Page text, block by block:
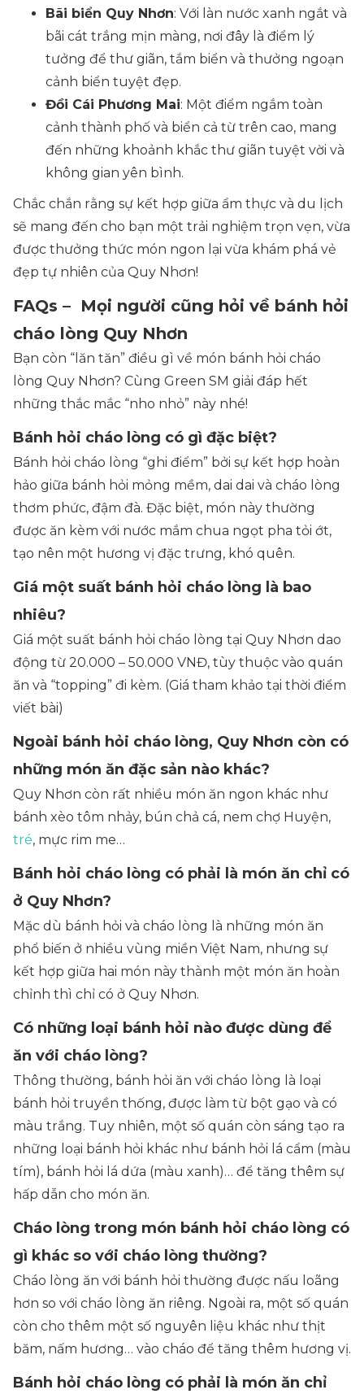
Bãi biển Quy Nhơn: Với làn nước xanh ngắt và
bãi cát trắng mịn màng, nơi đây là điểm lý
tưởng để thư giãn, tắm biển và thưởng ngoạn
cảnh biển tuyệt đẹp.
Đồi Cái Phương Mai: Một điểm ngắm toàn
cảnh thành phố và biển cả từ trên cao, mang
đến những khoảnh khắc thư giãn tuyệt vời và
không gian yên bình.
Chắc chắn rằng sự kết hợp giữa ẩm thực và du lịch
sẽ mang đến cho bạn một trải nghiệm trọn vẹn, vừa
được thưởng thức món ngon lại vừa khám phá vẻ
đẹp tự nhiên của Quy Nhơn!
FAQs – Mọi người cũng hỏi về bánh hỏi
cháo lòng Quy Nhơn
Bạn còn “lăn tăn” điều gì về món bánh hỏi cháo
lòng Quy Nhơn? Cùng Green SM giải đáp hết
những thắc mắc “nho nhỏ” này nhé!
Bánh hỏi cháo lòng có gì đặc biệt?
Bánh hỏi cháo lòng “ghi điểm” bởi sự kết hợp hoàn
hảo giữa bánh hỏi mỏng mềm, dai dai và cháo lòng
thơm phức, đậm đà. Đặc biệt, món này thường
được ăn kèm với nước mắm chua ngọt pha tỏi ớt,
tạo nên một hương vị đặc trưng, khó quên.
Giá một suất bánh hỏi cháo lòng là bao
nhiêu?
Giá một suất bánh hỏi cháo lòng tại Quy Nhơn dao
động từ 20.000 – 50.000 VNĐ, tùy thuộc vào quán
ăn và “topping” đi kèm. (Giá tham khảo tại thời điểm
viết bài)
Ngoài bánh hỏi cháo lòng, Quy Nhơn còn có
những món ăn đặc sản nào khác?
Quy Nhơn còn rất nhiều món ăn ngon khác như
bánh xèo tôm nhảy, bún chả cá, nem chợ Huyện,
tré, mực rim me…
Bánh hỏi cháo lòng có phải là món ăn chỉ có
ở Quy Nhơn?
Mặc dù bánh hỏi và cháo lòng là những món ăn
phổ biến ở nhiều vùng miền Việt Nam, nhưng sự
kết hợp giữa hai món này thành một món ăn hoàn
chỉnh thì chỉ có ở Quy Nhơn.
Có những loại bánh hỏi nào được dùng để
ăn với cháo lòng?
Thông thường, bánh hỏi ăn với cháo lòng là loại
bánh hỏi truyền thống, được làm từ bột gạo và có
màu trắng. Tuy nhiên, một số quán còn sáng tạo ra
những loại bánh hỏi khác như bánh hỏi lá cẩm (màu
tím), bánh hỏi lá dứa (màu xanh)… để tăng thêm sự
hấp dẫn cho món ăn.
Cháo lòng trong món bánh hỏi cháo lòng có
gì khác so với cháo lòng thường?
Cháo lòng ăn với bánh hỏi thường được nấu loãng
hơn so với cháo lòng ăn riêng. Ngoài ra, một số quán
còn cho thêm một số nguyên liệu khác như thịt
băm, nấm hương… vào cháo để tăng thêm hương vị.
Bánh hỏi cháo lòng có phải là món ăn chỉ